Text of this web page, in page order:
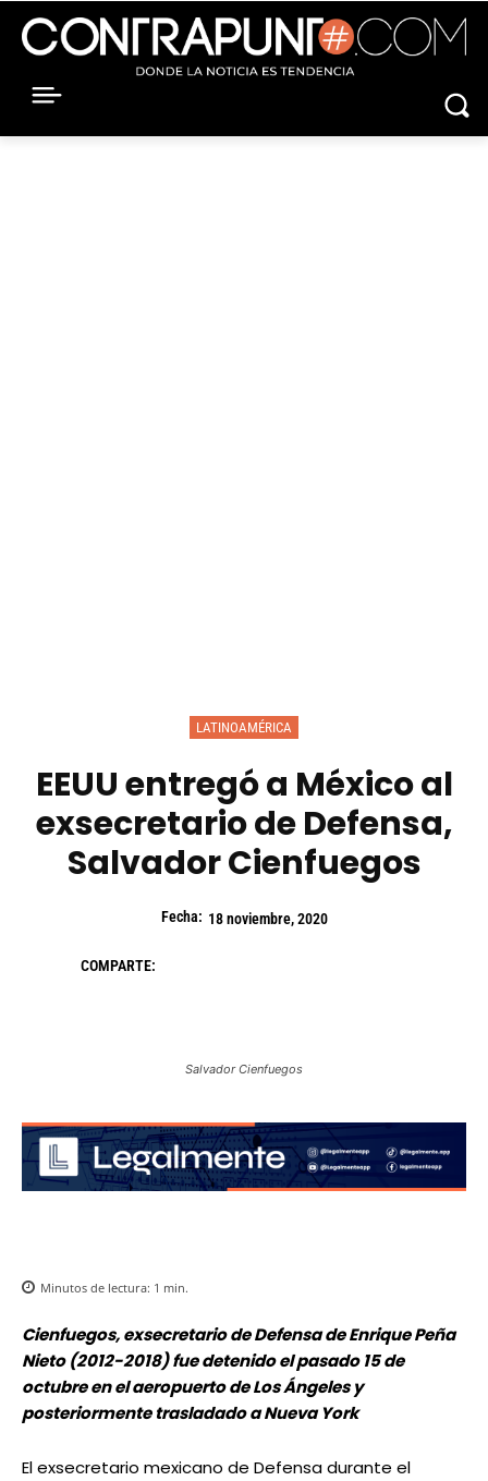
LATINOAMÉRICA
EEUU entregó a México al
exsecretario de Defensa,
Salvador Cienfuegos
Fecha: 18 noviembre, 2020
COMPARTE:
Salvador Cienfuegos
Minutos de lectura: 1 min.
Cienfuegos, exsecretario de Defensa de Enrique Peña
Nieto (2012-2018) fue detenido el pasado 15 de
octubre en el aeropuerto de Los Ángeles y
posteriormente trasladado a Nueva York
El exsecretario mexicano de Defensa durante el